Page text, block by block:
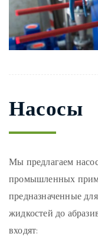
Насосы
Мы предлагаем
промышленных
предназначенные
жидкостей до
входят: